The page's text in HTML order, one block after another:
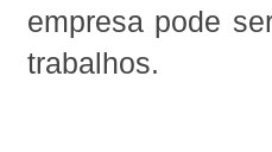
empresa pode
trabalhos.